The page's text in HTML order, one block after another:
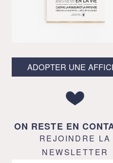
ADOPTER UNE
ON RESTE EN
REJOINDRE LA
NEWSLETTER